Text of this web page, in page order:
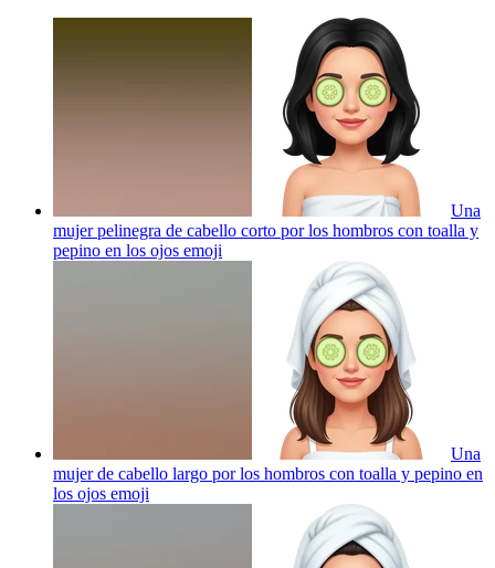
Una
mujer pelinegra de cabello corto por los hombros con toalla y
pepino en los ojos emoji
Una
mujer de cabello largo por los hombros con toalla y pepino en
los ojos emoji